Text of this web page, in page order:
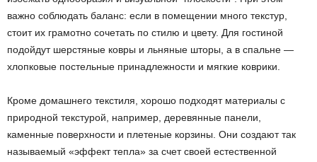
важно соблюдать баланс: если в помещении много текстур,
стоит их грамотно сочетать по стилю и цвету. Для гостиной
подойдут шерстяные ковры и льняные шторы, а в спальне —
хлопковые постельные принадлежности и мягкие коврики.
Кроме домашнего текстиля, хорошо подходят материалы с
природной текстурой, например, деревянные панели,
каменные поверхности и плетеные корзины. Они создают так
называемый «эффект тепла» за счет своей естественной